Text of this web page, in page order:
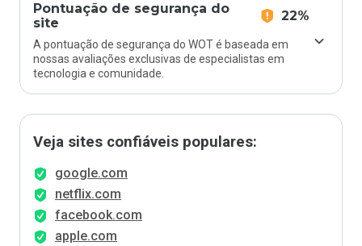
Pontuação de segurança do
site
22%
A pontuação de segurança do WOT é baseada em
nossas avaliações exclusivas de especialistas em
tecnologia e comunidade.
Veja sites confiáveis populares:
google.com
netflix.com
facebook.com
apple.com